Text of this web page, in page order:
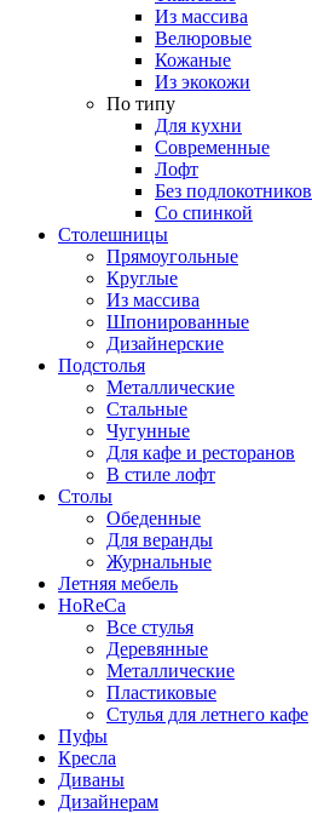
Из массива
Велюровые
Кожаные
Из экокожи
По типу
Для кухни
Современные
Лофт
Без подлокотников
Со спинкой
Столешницы
Прямоугольные
Круглые
Из массива
Шпонированные
Дизайнерские
Подстолья
Металлические
Стальные
Чугунные
Для кафе и ресторанов
В стиле лофт
Столы
Обеденные
Для веранды
Журнальные
Летняя мебель
HoReCa
Все стулья
Деревянные
Металлические
Пластиковые
Стулья для летнего кафе
Пуфы
Кресла
Диваны
Дизайнерам